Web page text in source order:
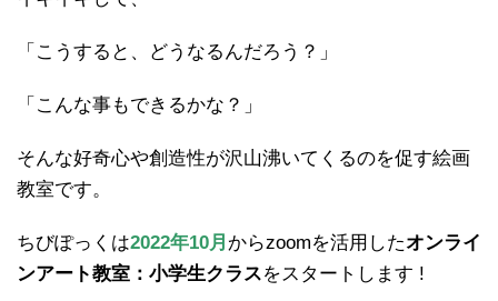
「こうすると、どうなるんだろう？」
「こんな事もできるかな？」
そんな好奇心や創造性が沢山沸いてくるのを促す絵画
教室です。
ちびぽっくは2022年10月 からzoomを活用したオンライ
ンアート教室：小学生クラスをスタートします !